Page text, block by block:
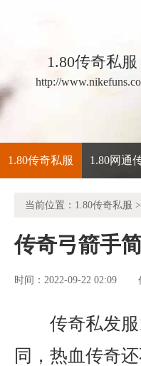
1.80传奇私服
http://
1.80传奇私服 1.80网通
当前位置： 1.80传奇私服 >
传奇弓箭手
时间：2022-09-22 02:09
传奇私发
同，热血传奇